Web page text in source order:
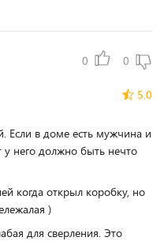
0 0
5.0
Если в доме есть мужчина и
у него должно быть нечто
когда открыл коробку, но
)
для сверления. Это